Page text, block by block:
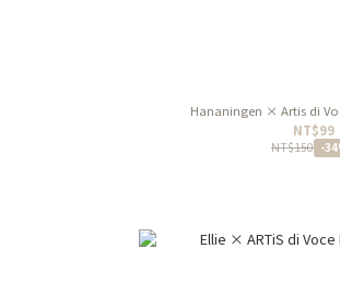
Hananingen × Artis di
NT$99
NT$150 -